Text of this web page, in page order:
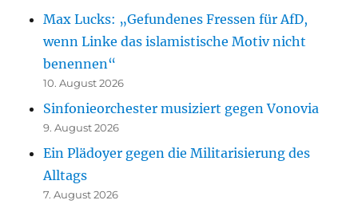
Max Lucks: „Gefundenes Fressen für AfD,
wenn Linke das islamistische Motiv nicht
benennen“
10. August 2026
Sinfonieorchester musiziert gegen Vonovia
9. August 2026
Ein Plädoyer gegen die Militarisierung des
Alltags
7. August 2026